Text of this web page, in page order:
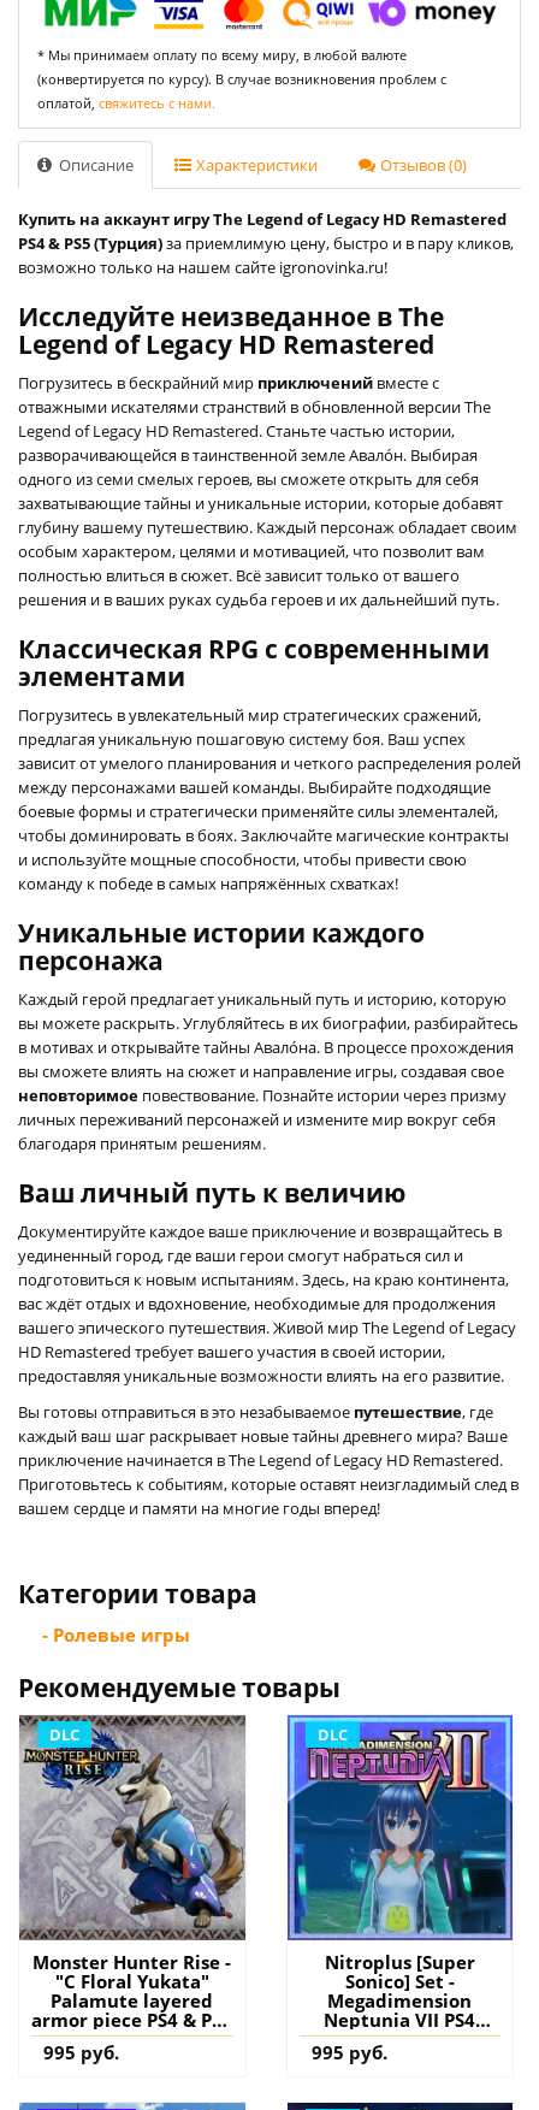
* Мы принимаем оплату по всему миру, в любой валюте
(конвертируется по курсу). В случае возникновения проблем с
оплатой, свяжитесь с нами.
Описание Характеристики Отзывов (0)
Купить на аккаунт игру The Legend of Legacy HD Remastered
PS4 & PS5 (Турция)за приемлимую цену, быстро и в пару кликов,
возможно только на нашем сайте igronovinka.ru!
Исследуйте неизведанное в The
Legend of Legacy HD Remastered
Погрузитесь в бескрайний мир приключений вместе с
отважными искателями странствий в обновленной версии The
Legend of Legacy HD Remastered. Станьте частью истории,
разворачивающейся в таинственной земле Авало́н. Выбирая
одного из семи смелых героев, вы сможете открыть для себя
захватывающие тайны и уникальные истории, которые добавят
глубину вашему путешествию. Каждый персонаж обладает своим
особым характером, целями и мотивацией, что позволит вам
полностью влиться в сюжет. Всё зависит только от вашего
решения и в ваших руках судьба героев и их дальнейший путь.
Классическая RPG с современными
элементами
Погрузитесь в увлекательный мир стратегических сражений,
предлагая уникальную пошаговую систему боя. Ваш успех
зависит от умелого планирования и четкого распределения ролей
между персонажами вашей команды. Выбирайте подходящие
боевые формы и стратегически применяйте силы элементалей,
чтобы доминировать в боях. Заключайте магические контракты
и используйте мощные способности, чтобы привести свою
команду к победе в самых напряжённых схватках!
Уникальные истории каждого
персонажа
Каждый герой предлагает уникальный путь и историю, которую
вы можете раскрыть. Углубляйтесь в их биографии, разбирайтесь
в мотивах и открывайте тайны Авало́на. В процессе прохождения
вы сможете влиять на сюжет и направление игры, создавая свое
неповторимое повествование. Познайте истории через призму
личных переживаний персонажей и измените мир вокруг себя
благодаря принятым решениям.
Ваш личный путь к величию
Документируйте каждое ваше приключение и возвращайтесь в
уединенный город, где ваши герои смогут набраться сил и
подготовиться к новым испытаниям. Здесь, на краю континента,
вас ждёт отдых и вдохновение, необходимые для продолжения
вашего эпического путешествия. Живой мир The Legend of Legacy
HD Remastered требует вашего участия в своей истории,
предоставляя уникальные возможности влиять на его развитие.
Вы готовы отправиться в это незабываемое путешествие, где
каждый ваш шаг раскрывает новые тайны древнего мира? Ваше
приключение начинается в The Legend of Legacy HD Remastered.
Приготовьтесь к событиям, которые оставят неизгладимый след в
вашем сердце и памяти на многие годы вперед!
Категории товара
- Ролевые игры
Рекомендуемые товары
DLC
Monster Hunter Rise -
"C Floral Yukata"
Palamute layered
armor piece PS4 & PS5
(Турция) купить
дополнение на
995 руб.
DLC
Nitroplus [Super
Sonico] Set -
Megadimension
Neptunia VII PS4
(Турция) купить
дополнение на
995 руб.